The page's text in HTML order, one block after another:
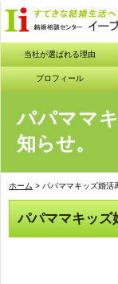
当社が選ばれる理由
プロフィール
パパママ
知らせ。
ホーム > パパママキッズ婚活
パパママキッズ